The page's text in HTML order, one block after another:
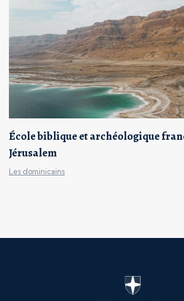
École biblique et archéologique
Jérusalem
Les dominicains